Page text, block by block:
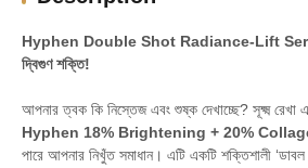
Hyphen Double Shot Radiance-Lift
দ্বিগুণ শক্তি!
আপনার ত্বক কি নিস্তেজ এবং শুষ্ক দেখাচ্ছে? সূক্ষ্ম রেখা
Hyphen 18% Brightening + 20%
পারে আপনার নিখুঁত সমাধান। এটি একটি শক্তিশালী ‘ডাবল